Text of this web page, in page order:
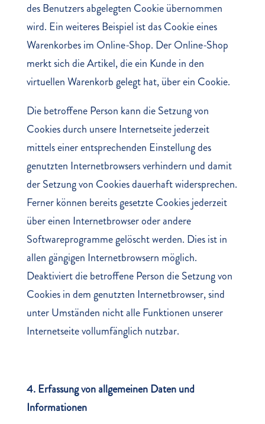
des Benutzers abgelegten Cookie übernommen
wird. Ein weiteres Beispiel ist das Cookie eines
Warenkorbes im Online-Shop. Der Online-Shop
merkt sich die Artikel, die ein Kunde in den
virtuellen Warenkorb gelegt hat, über ein Cookie.
Die betroffene Person kann die Setzung von
Cookies durch unsere Internetseite jederzeit
mittels einer entsprechenden Einstellung des
genutzten Internetbrowsers verhindern und damit
der Setzung von Cookies dauerhaft widersprechen.
Ferner können bereits gesetzte Cookies jederzeit
über einen Internetbrowser oder andere
Softwareprogramme gelöscht werden. Dies ist in
allen gängigen Internetbrowsern möglich.
Deaktiviert die betroffene Person die Setzung von
Cookies in dem genutzten Internetbrowser, sind
unter Umständen nicht alle Funktionen unserer
Internetseite vollumfänglich nutzbar.
4. Erfassung von allgemeinen Daten und
Informationen